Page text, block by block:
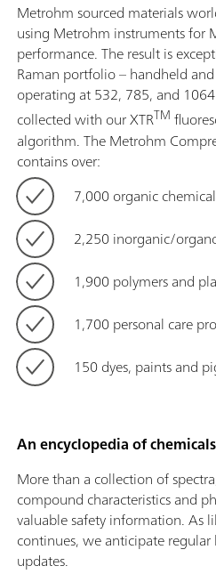
Metrohm sourced materials
using Metrohm instruments for
performance. The result is
Raman portfolio – handheld
operating at 532, 785, and
collected with our XTRTM
algorithm. The Metrohm
contains over:
7,000 organic
2,250 inorganic/
1,900 polymers and
1,700 personal care
150 dyes, paints and
An encyclopedia of
More than a collection of
compound characteristics and
valuable safety information. As
continues, we anticipate
updates.